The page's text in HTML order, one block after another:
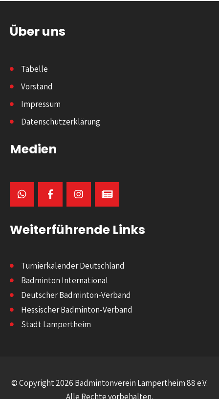
Über uns
Tabelle
Vorstand
Impressum
Datenschutzerklärung
Medien
Weiterführende Links
Turnierkalender Deutschland
Badminton International
Deutscher Badminton-Verband
Hessischer Badminton-Verband
Stadt Lampertheim
© Copyright 2026 Badmintonverein Lampertheim 88 e.V.
Alle Rechte vorbehalten.